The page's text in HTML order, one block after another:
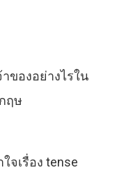
ของอย่างไรใน
ฤษ
จเรื่อง tense